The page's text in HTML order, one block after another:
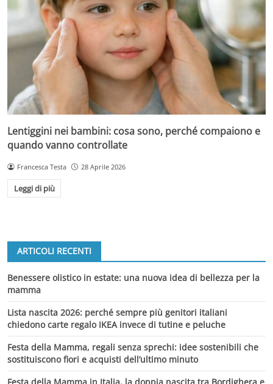
Lentiggini nei bambini: cosa sono, perché compaiono e
quando vanno controllate
Francesca Testa 28 Aprile 2026
Leggi di più
ARTICOLI RECENTI
Benessere olistico in estate: una nuova idea di bellezza per la
mamma
Lista nascita 2026: perché sempre più genitori italiani
chiedono carte regalo IKEA invece di tutine e peluche
Festa della Mamma, regali senza sprechi: idee sostenibili che
sostituiscono fiori e acquisti dell’ultimo minuto